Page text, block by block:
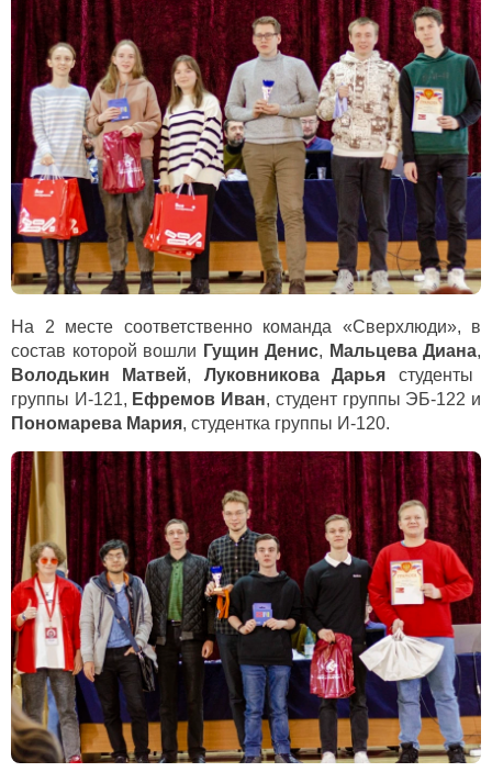
На 2 месте соответственно команда «Сверхлюди», в
состав которой вошли Гущин Денис, Мальцева Диана,
Володькин Матвей, Луковникова Дарья студенты
группы И-121, Ефремов Иван, студент группы ЭБ-122 и
Пономарева Мария, студентка группы И-120.